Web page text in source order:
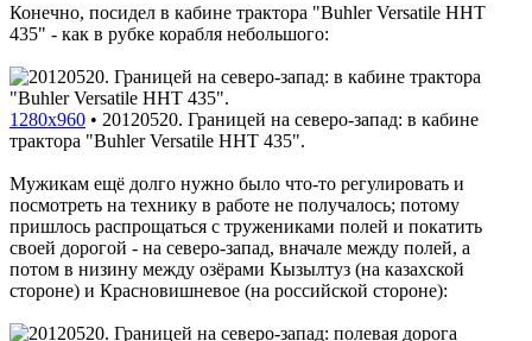
Конечно, посидел в кабине трактора "Buhler Versatile HHT
435" - как в рубке корабля небольшого:
1280x960 • 20120520. Границей на северо-запад: в кабине
трактора "Buhler Versatile HHT 435".
Мужикам ещё долго нужно было что-то регулировать и
посмотреть на технику в работе не получалось; потому
пришлось распрощаться с тружениками полей и покатить
своей дорогой - на северо-запад, вначале между полей, а
потом в низину между озёрами Кызылтуз (на казахской
стороне) и Красновишневое (на российской стороне):